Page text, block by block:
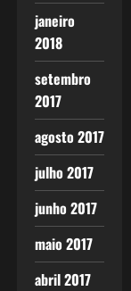
janeiro
2018
setembro
2017
agosto 2017
julho 2017
junho 2017
maio 2017
abril 2017